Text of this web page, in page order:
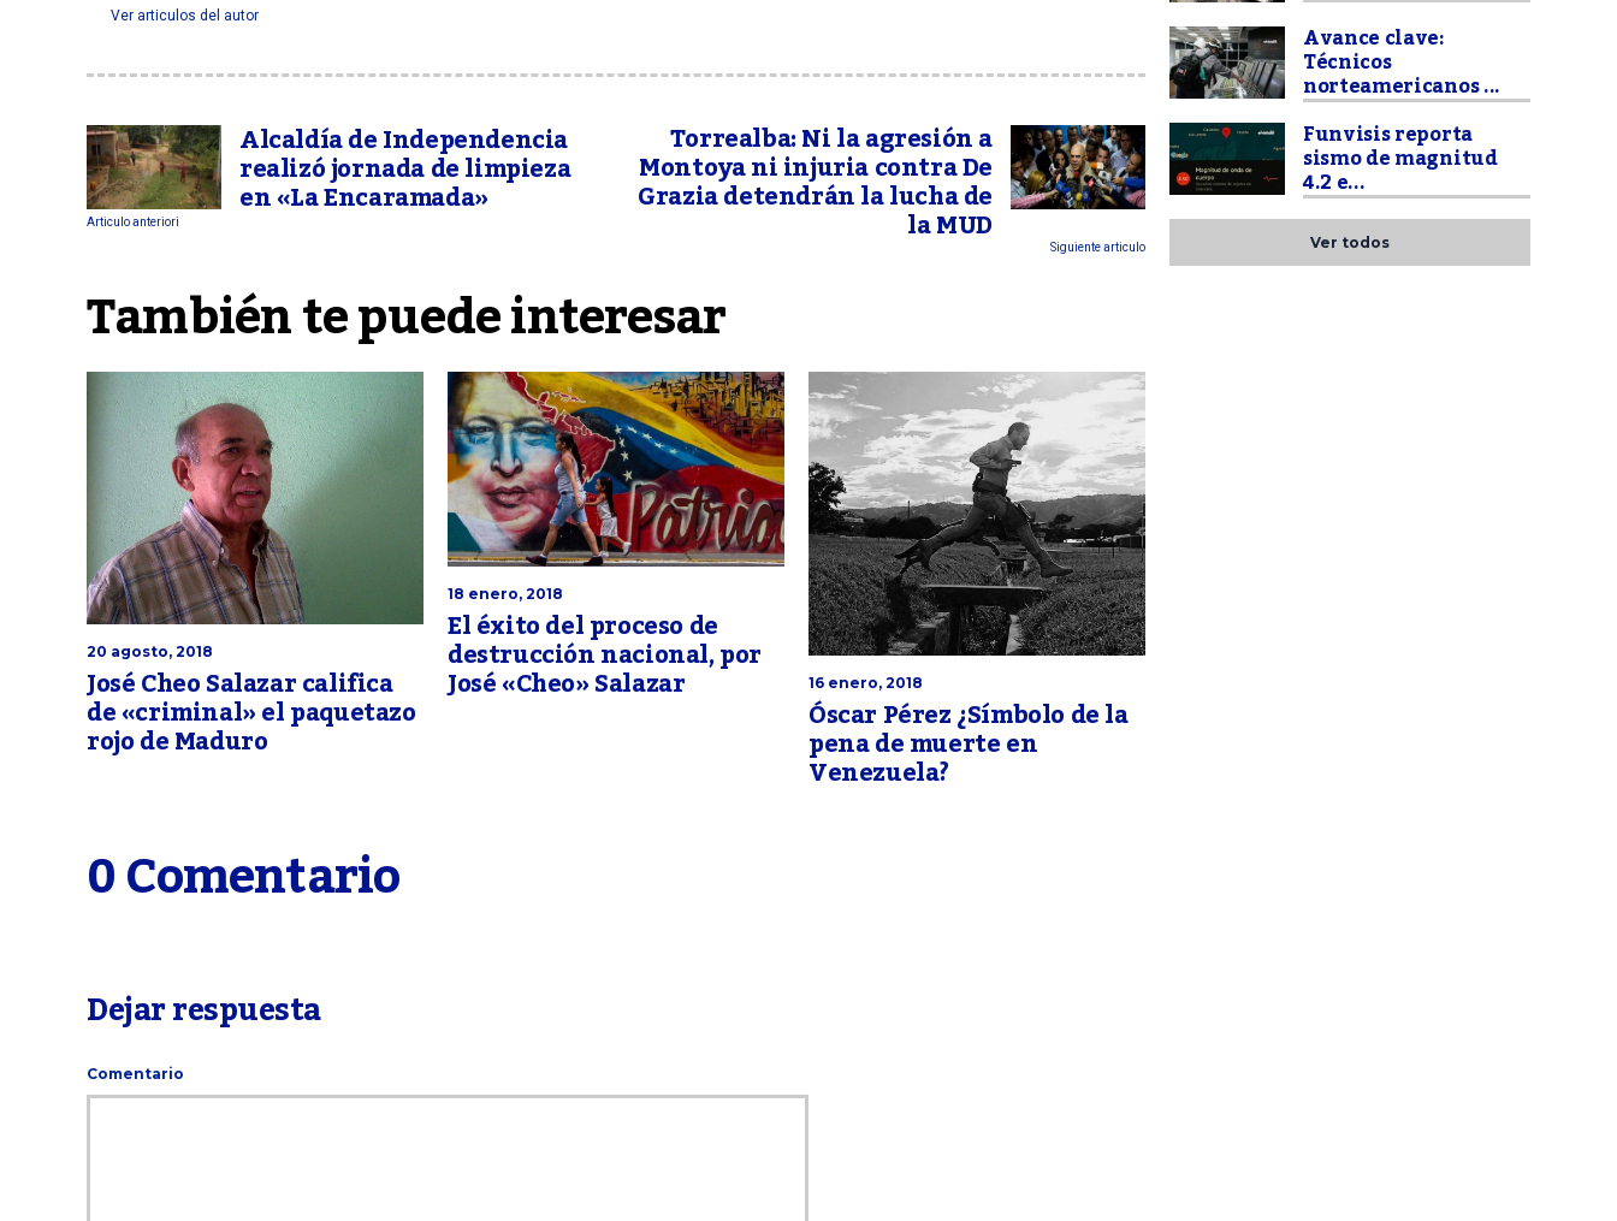
Ver articulos del autor
Alcaldía de Independencia
realizó jornada de limpieza
en «La Encaramada»
Articulo anteriori
Torrealba: Ni la agresión a
Montoya ni injuria contra De
Grazia detendrán la lucha de
la MUD Siguiente articulo
También te puede interesar
20 agosto, 2018
José Cheo Salazar califica
de «criminal» el paquetazo
rojo de Maduro
18 enero, 2018
El éxito del proceso de
destrucción nacional, por
José «Cheo» Salazar 16 enero, 2018
Óscar Pérez ¿Símbolo de la
pena de muerte en
Venezuela?
0 Comentario
Dejar respuesta
Comentario
Avance clave:
Técnicos
norteamericanos ...
Funvisis reporta
sismo de magnitud
4.2 e...
Ver todos